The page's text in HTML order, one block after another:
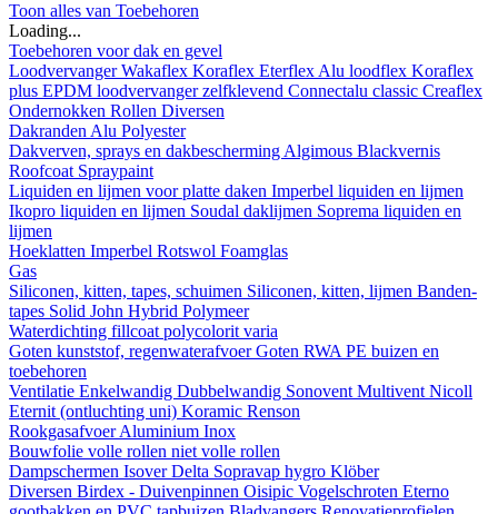
Toon alles van Toebehoren
Loading...
Toebehoren voor dak en gevel
LoodvervangerWakaflex Koraflex Eterflex Alu loodflex Koraflex
plus EPDM loodvervanger zelfklevend Connectalu classic Creaflex
Ondernokken Rollen Diversen
Dakranden Alu Polyester
Dakverven, sprays en dakbescherming Algimous Blackvernis
Roofcoat Spraypaint
Liquiden en lijmen voor platte daken Imperbel liquiden en lijmen
Ikopro liquiden en lijmen Soudal daklijmen Soprema liquiden en
lijmen
Hoeklatten Imperbel Rotswol Foamglas
Gas
Siliconen, kitten, tapes, schuimen Siliconen, kitten, lijmen Banden-
tapes Solid John Hybrid Polymeer
Waterdichting fillcoat polycolorit varia
Goten kunststof, regenwaterafvoerGoten RWA PE buizen en
toebehoren
Ventilatie Enkelwandig Dubbelwandig Sonovent Multivent Nicoll
Eternit (ontluchting uni) Koramic Renson
RookgasafvoerAluminium Inox
Bouwfolie volle rollen niet volle rollen
Dampschermen IsoverDelta Sopravap hygro Klöber
Diversen Birdex - Duivenpinnen Oisipic Vogelschroten Eterno